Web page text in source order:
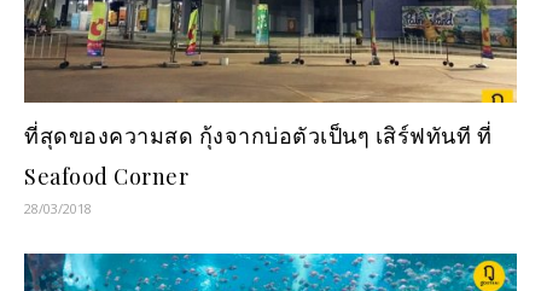
ที่สุดของความสด กุ้งจากบ่อตัวเป็นๆ เสิร์ฟทันที ที่
Seafood Corner
28/03/2018